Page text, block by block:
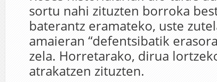
sortu nahi zituzten borroka
baterantz eramateko, uste
amaieran “defentsibatik
zela. Horretarako, dirua
atrakatzen zituzten.